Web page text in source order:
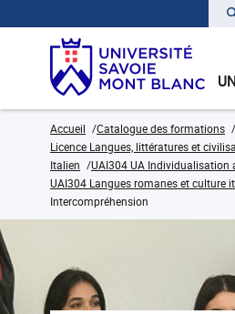
Accueil Catalogue des formations
Licence Langues, littératures et
Italien
UAI304 UA Individualisation
UAI304 Langues romanes et culture
Intercompréhension